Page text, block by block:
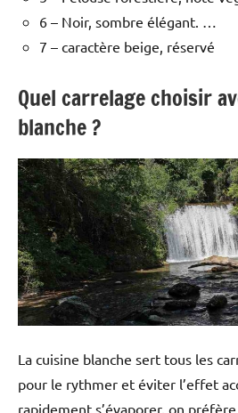
6 – Noir, sombre élégant. …
7 – caractère beige, réservé
Quel carrelage choisir
blanche ?
La cuisine blanche sert tous les
pour le rythmer et éviter l’effet
rapidement s’évaporer, on